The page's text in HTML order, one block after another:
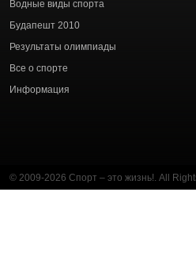
Водные виды спорта
Будапешт 2010
Результаты олимпиады
Все о спорте
Информация
© 2009-2026 Спорт – это жизнь!. All